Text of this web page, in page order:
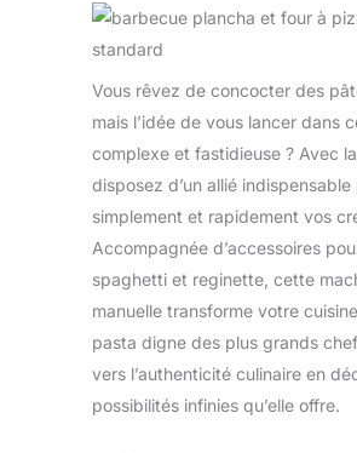
Vous rêvez de concocter des
mais l’idée de vous lancer dans
complexe et fastidieuse ? Avec
disposez d’un allié
simplement et rapidement vos
Accompagnée d’accessoires
spaghetti et reginette, cette
manuelle transforme votre
pasta digne des plus grands
vers l’authenticité culinaire en
possibilités infinies qu’elle offre.